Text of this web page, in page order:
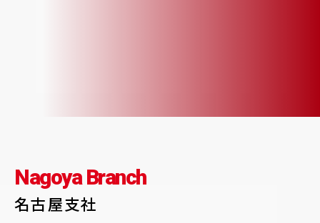
Nagoya Branch
名古屋支社